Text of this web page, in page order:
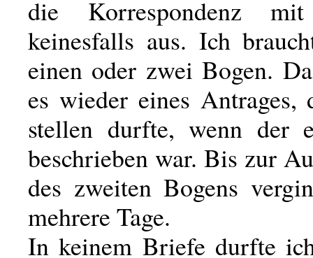
die Korrespondenz
keinesfalls aus. Ich
einen oder zwei Bogen.
es wieder eines Antrages,
stellen durfte, wenn der
beschrieben war. Bis zur
des zweiten Bogens
mehrere Tage.
In keinem Briefe durfte